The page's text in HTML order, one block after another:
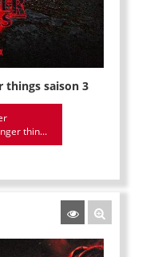
things saison 3
thin...